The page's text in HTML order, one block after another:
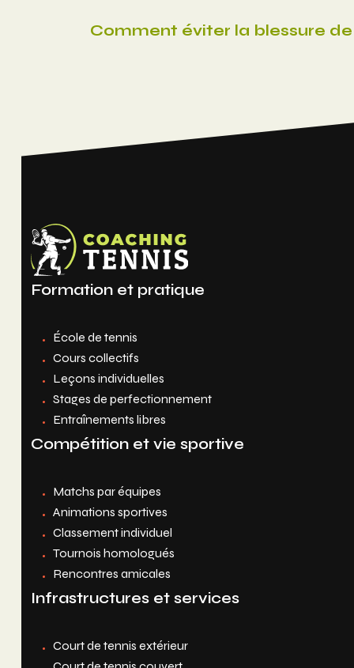
Comment éviter la blessure
Formation et pratique
École de tennis
Cours collectifs
Leçons individuelles
Stages de perfectionnement
Entraînements libres
Compétition et vie sportive
Matchs par équipes
Animations sportives
Classement individuel
Tournois homologués
Rencontres amicales
Infrastructures et services
Court de tennis extérieur